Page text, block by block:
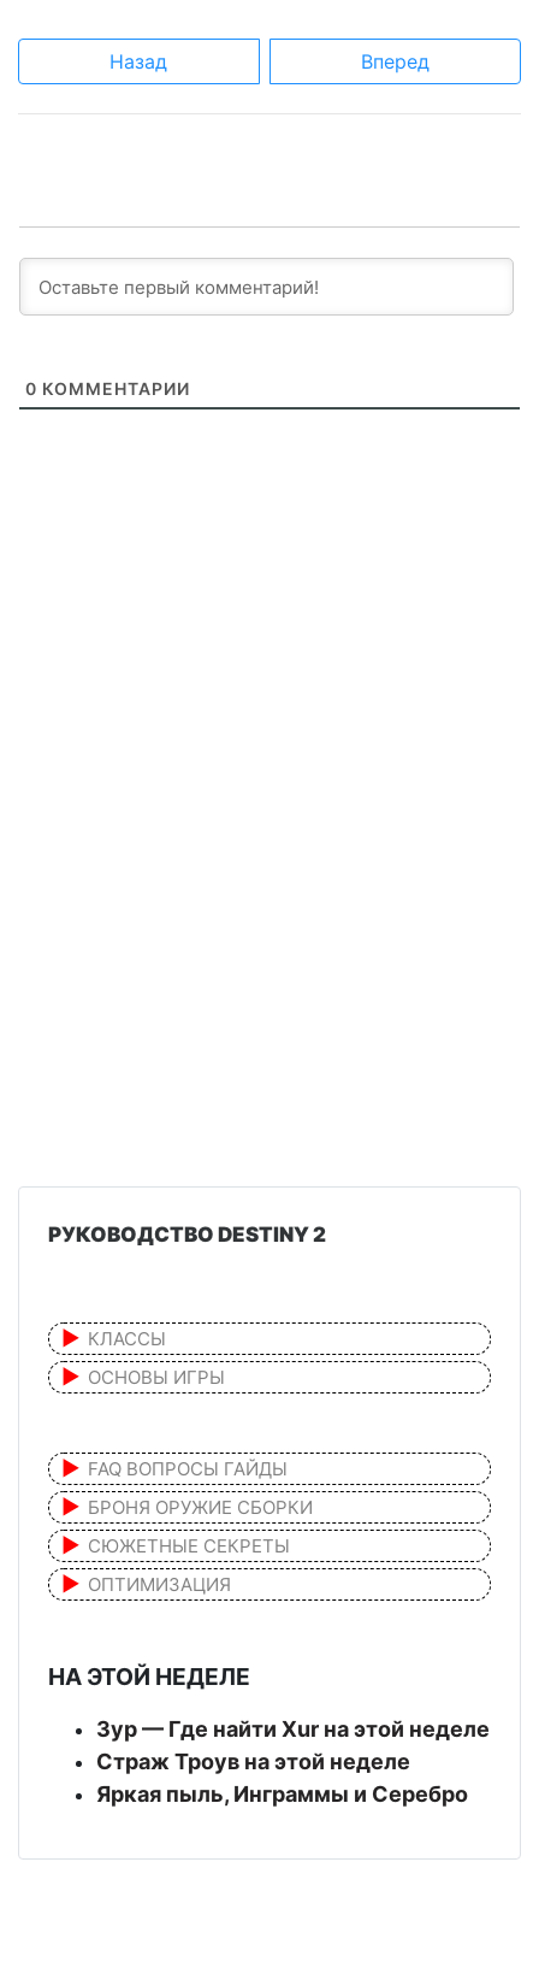
Назад Вперед
0 КОММЕНТАРИИ
РУКОВОДСТВО DESTINY 2
КЛАССЫ
ОСНОВЫ ИГРЫ
FAQ ВОПРОСЫ ГАЙДЫ
БРОНЯ ОРУЖИЕ СБОРКИ
СЮЖЕТНЫЕ СЕКРЕТЫ
ОПТИМИЗАЦИЯ
НА ЭТОЙ НЕДЕЛЕ
Зур — Где найти Xur на этой неделе
Страж Троув на этой неделе
Яркая пыль, Инграммы и Серебро